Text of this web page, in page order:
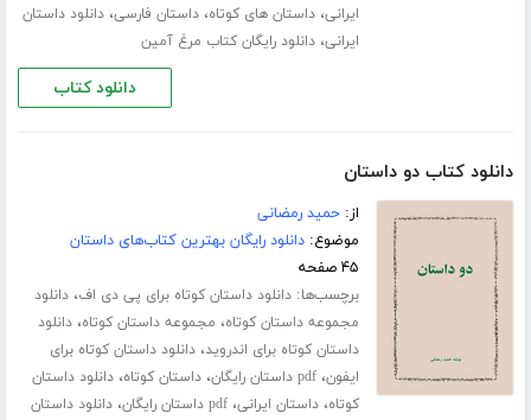
ایرانی،داستان های کوتاه،داستان فارسی،دانلود داستان
ایرانی،دانلود رایگان کتاب مرغ آمین
دانلود کتاب
دانلود کتاب دو داستان
از:حمید رمضانی
موضوع:دانلود رایگان بهترین کتاب‌های داستان
۴۵ صفحه
برچسب‌ها:دانلود داستان کوتاه برای پی دی اف،دانلود
مجموعه داستان کوتاه، مجموعه داستان کوتاه،دانلود
داستان کوتاه برای اندروید،دانلود داستان کوتاه برای
ایفون،pdf داستان رایگان ،داستان کوتاه،دانلود داستان
کوتاه،داستان ایرانی،pdf داستان رایگان ،دانلود داستان